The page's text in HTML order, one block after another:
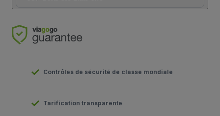
Contrôles de sécurité de classe mondiale
Tarification transparente